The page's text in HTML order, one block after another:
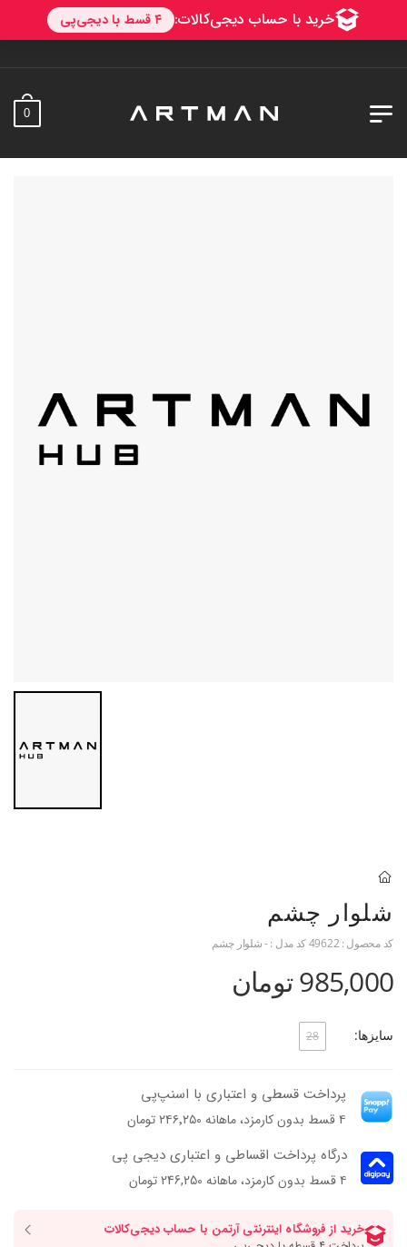
0
شلوار چشم
کد محصول : 49622کد مدل :- شلوار چشم
985,000 تومان
سایزها: 28
پرداخت قسطی و اعتباری با اسنپ‌پی
۴ قسط بدون کارمزد، ماهانه ۲۴۶٬۲۵۰ تومان
درگاه پرداخت اقساطی و اعتباری دیجی پی
۴ قسط بدون کارمزد، ماهانه 246,250 تومان